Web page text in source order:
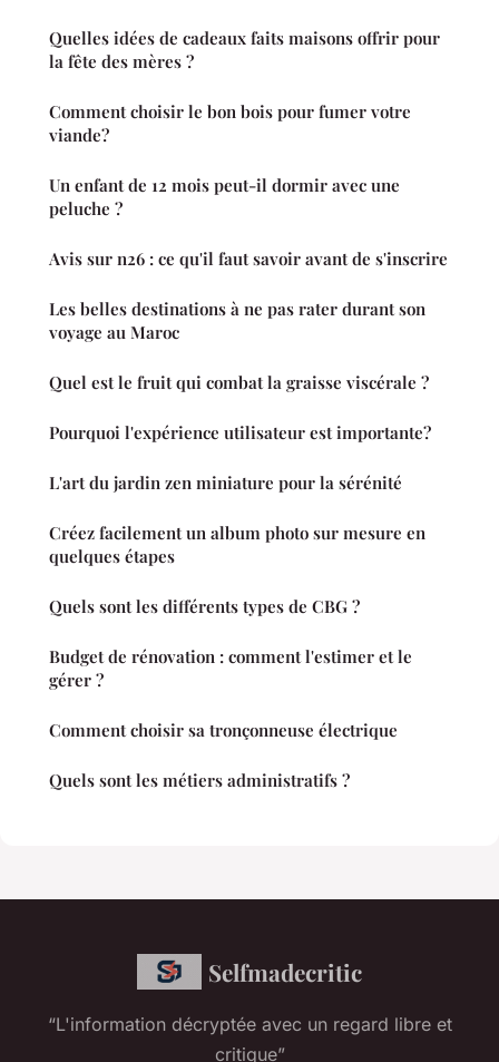
Quelles idées de cadeaux faits maisons offrir pour
la fête des mères ?
Comment choisir le bon bois pour fumer votre
viande?
Un enfant de 12 mois peut-il dormir avec une
peluche ?
Avis sur n26 : ce qu'il faut savoir avant de s'inscrire
Les belles destinations à ne pas rater durant son
voyage au Maroc
Quel est le fruit qui combat la graisse viscérale ?
Pourquoi l'expérience utilisateur est importante?
L'art du jardin zen miniature pour la sérénité
Créez facilement un album photo sur mesure en
quelques étapes
Quels sont les différents types de CBG ?
Budget de rénovation : comment l'estimer et le
gérer ?
Comment choisir sa tronçonneuse électrique
Quels sont les métiers administratifs ?
Selfmadecritic
“L'information décryptée avec un regard libre et
critique”